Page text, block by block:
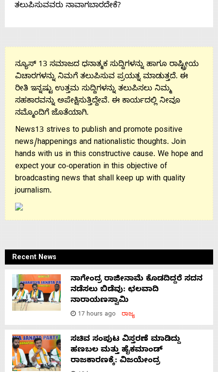
With
Contact
Us
ತಲುಪಿಸುವವರು ನಾವಾಗಬಾರದೇಕೆ?
ನ್ಯೂಸ್ 13 ಸಮಾಜದ ಧನಾತ್ಮಕ ಸುದ್ದಿಗಳನ್ನು ಹಾಗೂ ರಾಷ್ಟ್ರೀಯ
ವಿಚಾರಗಳನ್ನು ನಿಮಗೆ ತಲುಪಿಸುವ ಪ್ರಯತ್ನ ಮಾಡುತ್ತದೆ. ಈ
ರೀತಿ ಇನ್ನಷ್ಟು ಉತ್ತಮ ಸುದ್ದಿಗಳನ್ನು ತಲುಪಿಸಲು ನಿಮ್ಮ
ಸಹಕಾರವನ್ನು ಅಪೇಕ್ಷಿಸುತ್ತಿದ್ದೇವೆ. ಈ ಕಾರ್ಯದಲ್ಲಿ ನೀವೂ
ನಮ್ಮೊಂದಿಗೆ ಜೊತೆಯಾಗಿ.
News13 strives to publish and promote positive
news/happenings and nationalistic thoughts. Join
hands with us in this constructive cause. We hope and
expect your co-operation in this objective of
broadcasting news that shall keep up with quality
journalism.
Recent News
ನಾಗೇಂದ್ರ ರಾಜೀನಾಮೆ ಕೊಡದಿದ್ದರೆ ಸದನ
ನಡೆಸಲು ಬಿಡೆವು: ಛಲವಾದಿ
ನಾರಾಯಣಸ್ವಾಮಿ
17 hours ago ರಾಜ್ಯ
ಸಚಿವ ಸಂಪುಟ ವಿಸ್ತರಣೆ ಮಾಡಿದ್ದು
ಹಣಬಲ ಮತ್ತು ಹೈಕಮಾಂಡ್
ರಾಜಕಾರಣಕ್ಕೆ: ವಿಜಯೇಂದ್ರ